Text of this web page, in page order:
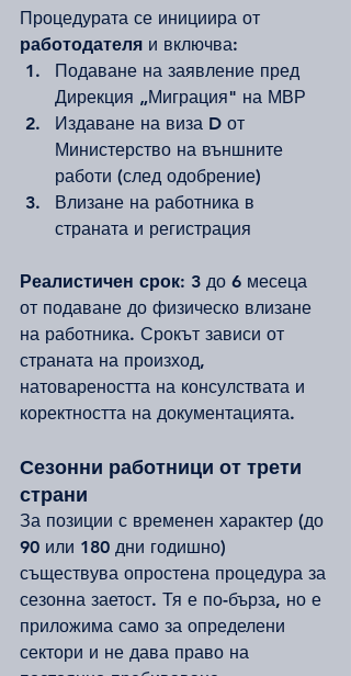
Процедурата се инициира от
работодателя и включва:
Подаване на заявление пред
Дирекция „Миграция" на МВР
Издаване на виза D от
Министерство на външните
работи (след одобрение)
Влизане на работника в
страната и регистрация
Реалистичен срок: 3 до 6 месеца
от подаване до физическо влизане
на работника. Срокът зависи от
страната на произход,
натовареността на консулствата и
коректността на документацията.
Сезонни работници от трети
страни
За позиции с временен характер (до
90 или 180 дни годишно)
съществува опростена процедура за
сезонна заетост. Тя е по-бърза, но е
приложима само за определени
сектори и не дава право на